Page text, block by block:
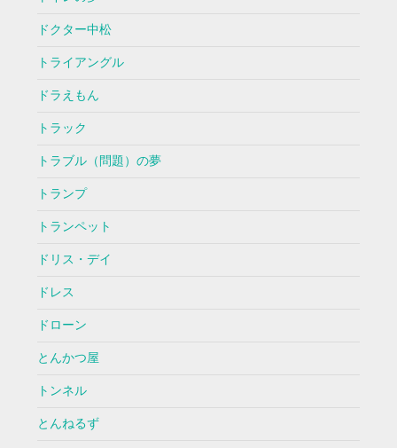
ドクター中松
トライアングル
ドラえもん
トラック
トラブル（問題）の夢
トランプ
トランペット
ドリス・デイ
ドレス
ドローン
とんかつ屋
トンネル
とんねるず